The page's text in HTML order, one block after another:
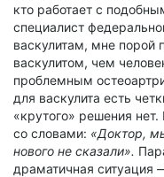
кто работает с
специалист
васкулитам, мне порой
васкулитом, чем
проблемным
для васкулита есть
«крутого» решения
со словами: «Доктор,
нового не сказали».
драматичная